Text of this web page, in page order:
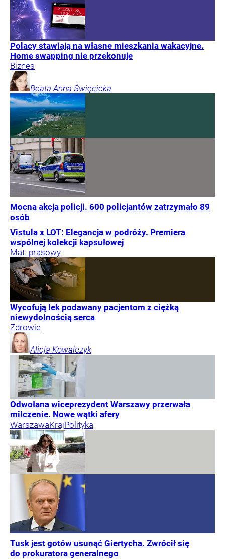
Polacy stawiają na własne mieszkania wakacyjne.
Home swapping nie przekonuje
Biznes
Beata Anna Święcicka
Mocna akcja policji. 600 policjantów zatrzymało 89
osób
Vistula x LOT: Elegancja w podróży. Premiera
wspólnej kolekcji kapsułowej
Mat. prasowy
Wycofują lek podawany pacjentom z ciężką
niewydolnością serca
Zdrowie
Alicja Kowalczyk
Odwołana wiceprezydent Warszawy przerwała
milczenie. Nowe wątki afery
WarszawaKrajPolityka
Tusk jest gotów usunąć Giertycha. Zwrócił się
do prokuratora generalnego